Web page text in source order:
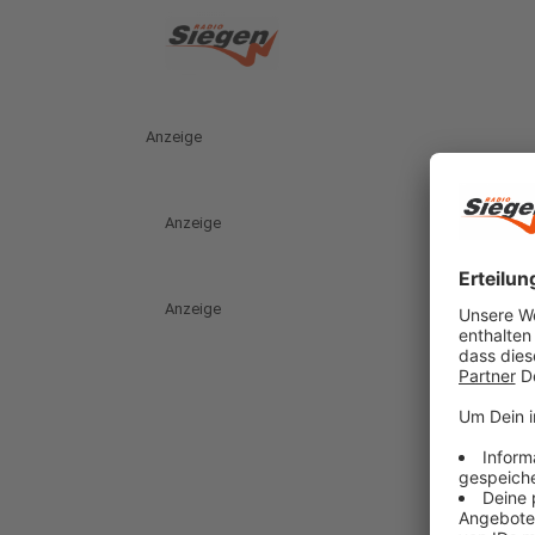
Anzeige
Anzeige
Anzeige